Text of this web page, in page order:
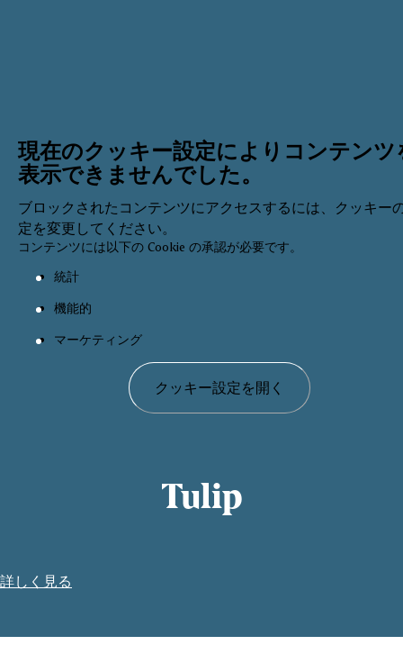
現在のクッキー設定によりコンテンツ
表示できませんでした。
ブロックされたコンテンツにアクセスするには、クッキー
定を変更してください。
コンテンツには以下の Cookie の承認が必要です。
統計
機能的
マーケティング
クッキー設定を開く
Tulip
詳しく見る